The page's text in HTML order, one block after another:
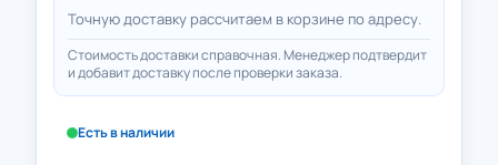
Точную доставку рассчитаем в корзине по адресу.
Стоимость доставки справочная. Менеджер подтвердит
и добавит доставку после проверки заказа.
Есть в наличии